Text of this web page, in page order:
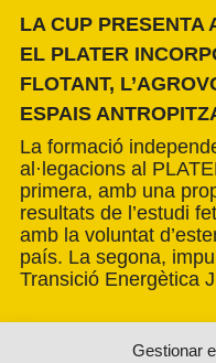
Gestionar
LA CUP PRESENTA
EL PLATER
FLOTANT,
ESPAIS
La formació
al·legacions al
primera, amb una
resultats de l’estudi
amb la voluntat
país. La segona,
Transició Energètica